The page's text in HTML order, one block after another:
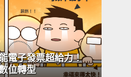
電子發票超給力！
位轉型
READ